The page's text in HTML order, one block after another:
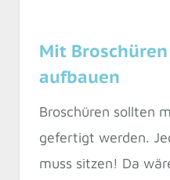
Mit
aufbauen
Broschüren sollten
gefertigt werden.
muss sitzen! Da